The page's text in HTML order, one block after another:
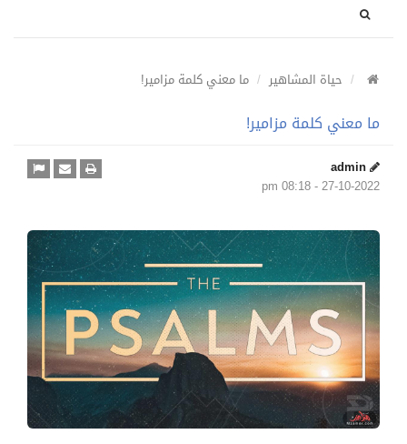
حياة المشاهير ما معني كلمة مزامير!
ما معني كلمة مزامير!
admin
27-10-2022 - 08:18 pm